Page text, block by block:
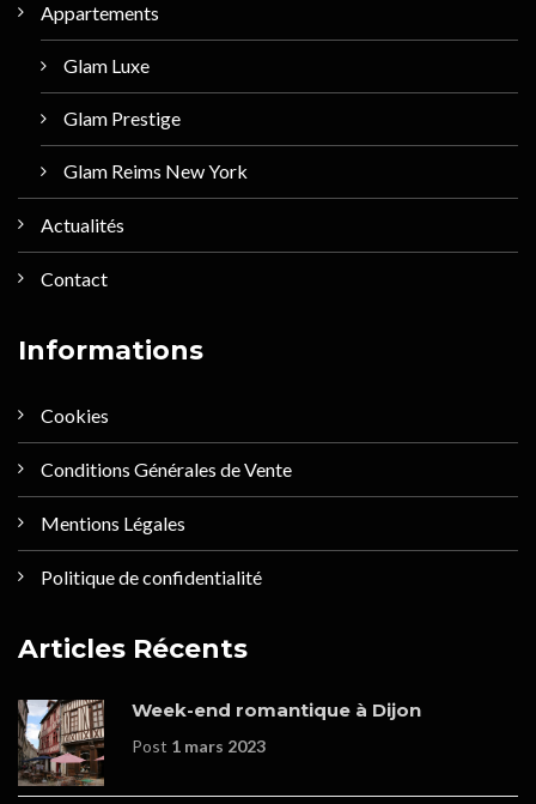
Appartements
Glam Luxe
Glam Prestige
Glam Reims New York
Actualités
Contact
Informations
Cookies
Conditions Générales de Vente
Mentions Légales
Politique de confidentialité
Articles Récents
Week-end romantique à Dijon
Post 1 mars 2023